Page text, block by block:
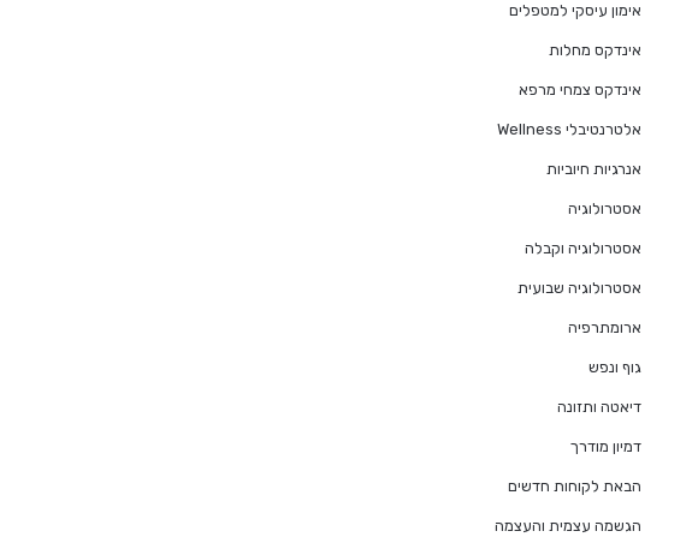
אימון עיסקי למטפלים
אינדקס מחלות
אינדקס צמחי מרפא
אלטרנטיבלי Wellness
אנרגיות חיוביות
אסטרולוגיה
אסטרולוגיה וקבלה
אסטרולוגיה שבועית
ארומתרפיה
גוף ונפש
דיאטה ותזונה
דמיון מודרך
הבאת לקוחות חדשים
הגשמה עצמית והעצמה